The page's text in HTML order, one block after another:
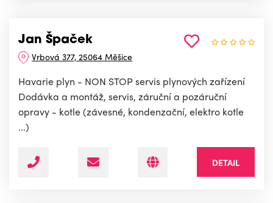
Jan Špaček
Vrbová 377, 25064 Měšice
Havarie plyn - NON STOP servis plynových zařízení
Dodávka a montáž, servis, záruční a pozáruční
opravy - kotle (závesné, kondenzační, elektro kotle
...)
DETAIL